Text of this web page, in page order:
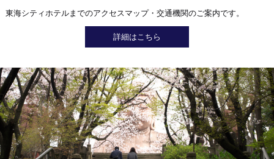
東海シティホテルまでのアクセスマップ・交通機関のご案内です。
詳細はこちら